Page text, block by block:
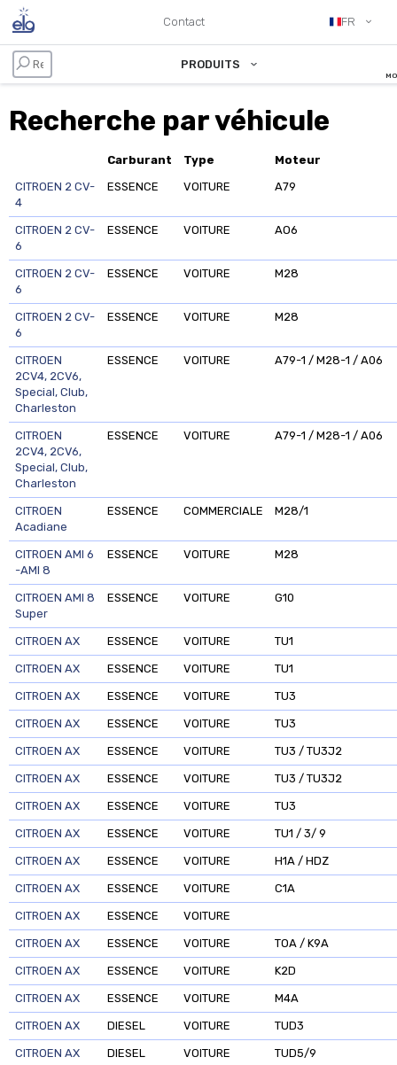
Contact FR
PRODUITS
Recherche par véhicule
Carburant Type
Moteur
CITROEN 2 CV-
4
ESSENCE VOITURE A79
CITROEN 2 CV-
6
ESSENCE VOITURE AO6
CITROEN 2 CV-
6
ESSENCE VOITURE M28
CITROEN 2 CV-
6
ESSENCE VOITURE M28
CITROEN
2CV4, 2CV6,
Special, Club,
Charleston
ESSENCE VOITURE A79-1 / M28-1 / A06
CITROEN
2CV4, 2CV6,
Special, Club,
Charleston
ESSENCE VOITURE A79-1 / M28-1 / A06
CITROEN
Acadiane
ESSENCE COMMERCIALE M28/1
CITROEN AMI 6
-AMI 8
ESSENCE VOITURE M28
CITROEN AMI 8
Super
ESSENCE VOITURE G10
CITROEN AX ESSENCE VOITURE TU1
CITROEN AX ESSENCE VOITURE TU1
CITROEN AX ESSENCE VOITURE TU3
CITROEN AX ESSENCE VOITURE TU3
CITROEN AX ESSENCE VOITURE TU3 / TU3J2
CITROEN AX ESSENCE VOITURE TU3 / TU3J2
CITROEN AX ESSENCE VOITURE TU3
CITROEN AX ESSENCE VOITURE TU1 / 3/ 9
CITROEN AX ESSENCE VOITURE H1A / HDZ
CITROEN AX ESSENCE VOITURE C1A
CITROEN AX ESSENCE VOITURE
CITROEN AX ESSENCE VOITURE TOA / K9A
CITROEN AX ESSENCE VOITURE K2D
CITROEN AX ESSENCE VOITURE M4A
CITROEN AX DIESEL VOITURE TUD3
CITROEN AX DIESEL VOITURE TUD5/9